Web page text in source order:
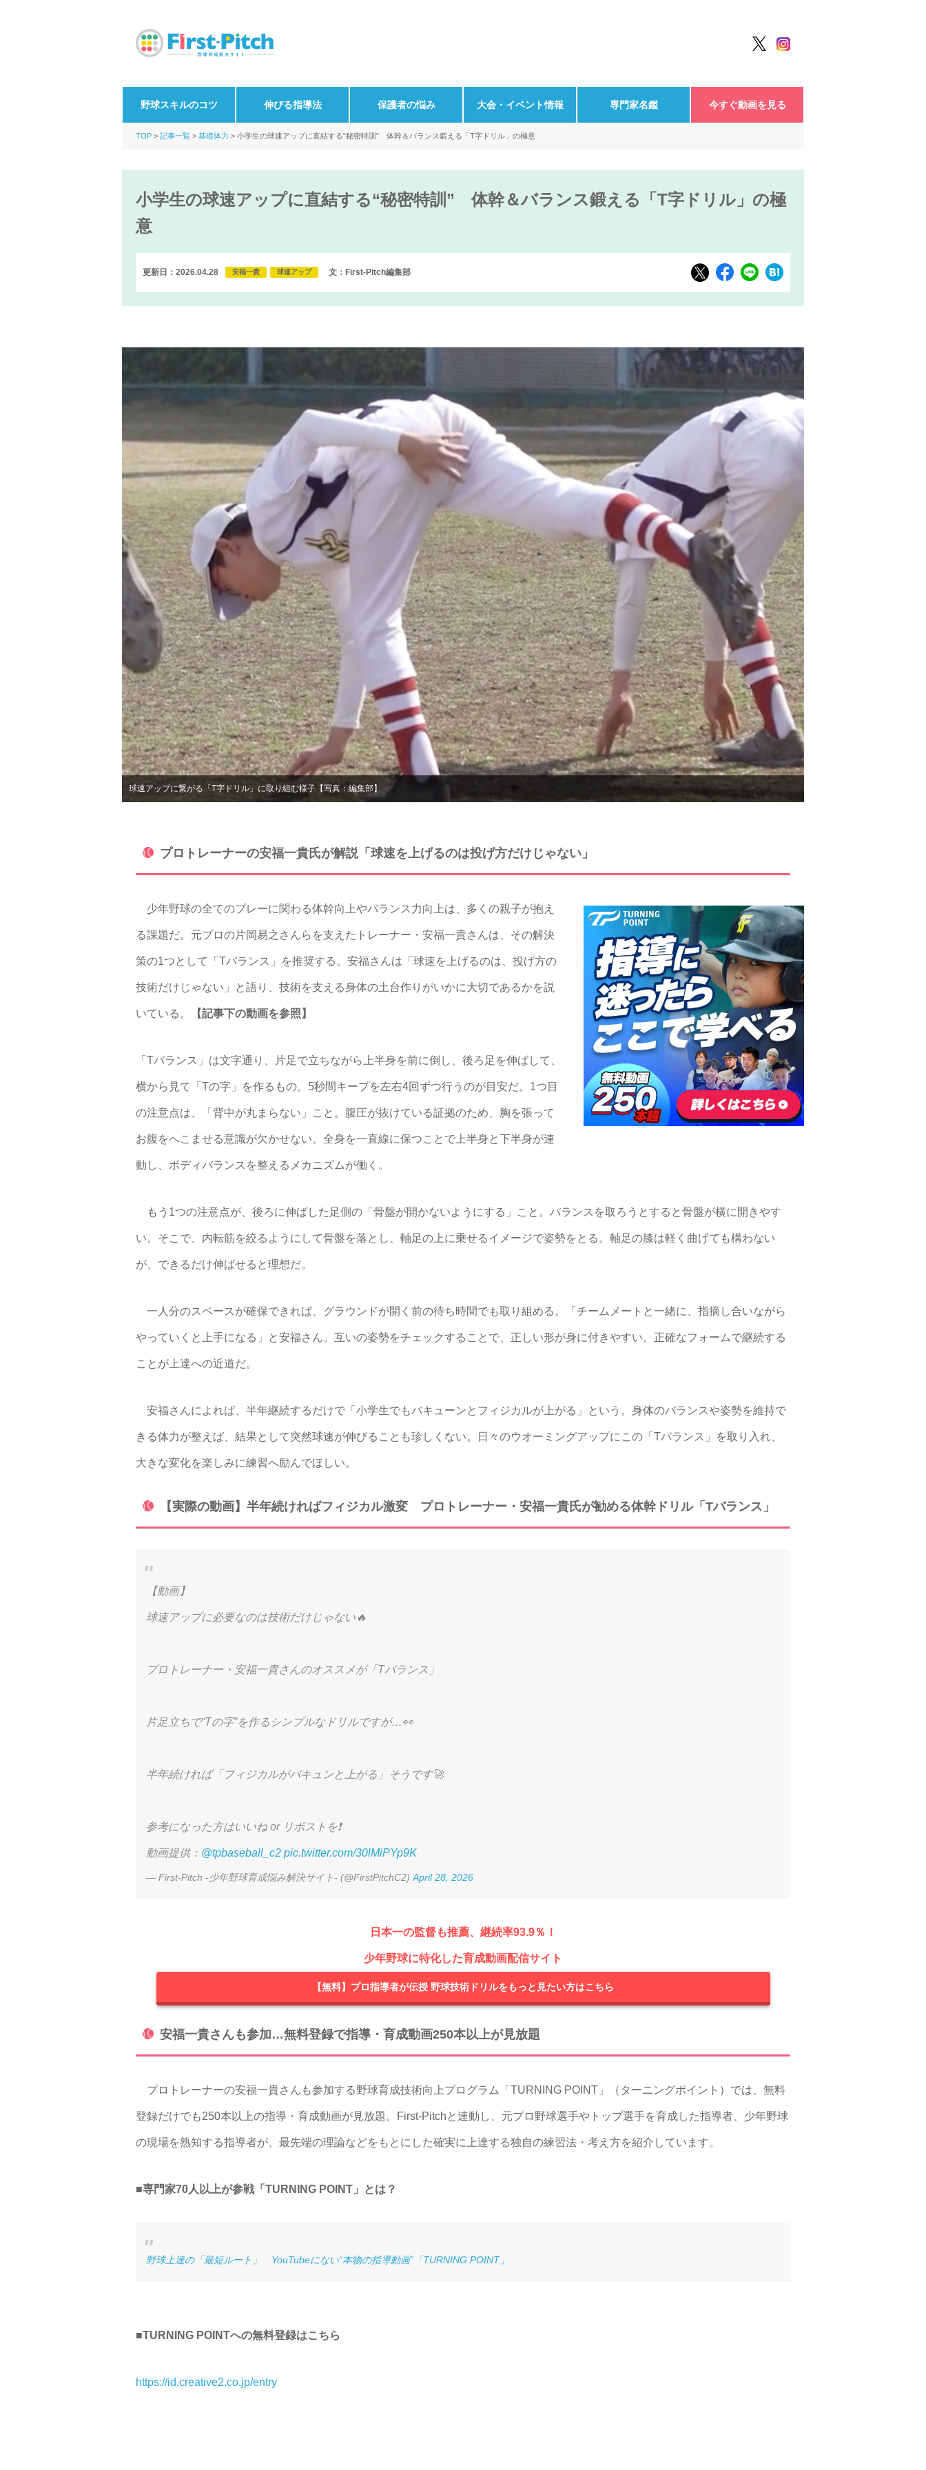
野球スキルのコツ 伸びる指導法 保護者の悩み 大会・イベント情報 専門家名鑑 今すぐ動画を見る
TOP 記事一覧 基礎体力 小学生の球速アップに直結する“秘密特訓” 体幹＆バランス鍛える「T字ドリル」の極意
小学生の球速アップに直結する“秘密特訓” 体幹＆バランス鍛える「T字ドリル」の極
意
更新日：2026.04.28 安福一貴 球速アップ 文：First-Pitch編集部
球速アップに繋がる「T字ドリル」に取り組む様子【写真：編集部】
プロトレーナーの安福一貴氏が解説「球速を上げるのは投げ方だけじゃない」
少年野球の全てのプレーに関わる体幹向上やバランス力向上は、多くの親子が抱え
る課題だ。元プロの片岡易之さんらを支えたトレーナー・安福一貴さんは、その解決
策の1つとして「Tバランス」を推奨する。安福さんは「球速を上げるのは、投げ方の
技術だけじゃない」と語り、技術を支える身体の土台作りがいかに大切であるかを説
いている。 【記事下の動画を参照】
「Tバランス」は文字通り、片足で立ちながら上半身を前に倒し、後ろ足を伸ばして、
横から見て「Tの字」を作るもの。5秒間キープを左右4回ずつ行うのが目安だ。1つ目
の注意点は、「背中が丸まらない」こと。腹圧が抜けている証拠のため、胸を張って
お腹をへこませる意識が欠かせない。全身を一直線に保つことで上半身と下半身が連
動し、ボディバランスを整えるメカニズムが働く。
もう1つの注意点が、後ろに伸ばした足側の「骨盤が開かないようにする」こと。バランスを取ろうとすると骨盤が横に開きやす
い。そこで、内転筋を絞るようにして骨盤を落とし、軸足の上に乗せるイメージで姿勢をとる。軸足の膝は軽く曲げても構わない
が、できるだけ伸ばせると理想だ。
一人分のスペースが確保できれば、グラウンドが開く前の待ち時間でも取り組める。「チームメートと一緒に、指摘し合いながら
やっていくと上手になる」と安福さん。互いの姿勢をチェックすることで、正しい形が身に付きやすい。正確なフォームで継続する
ことが上達への近道だ。
安福さんによれば、半年継続するだけで「小学生でもバキューンとフィジカルが上がる」という。身体のバランスや姿勢を維持で
きる体力が整えば、結果として突然球速が伸びることも珍しくない。日々のウオーミングアップにこの「Tバランス」を取り入れ、
大きな変化を楽しみに練習へ励んでほしい。
【実際の動画】半年続ければフィジカル激変 プロトレーナー・安福一貴氏が勧める体幹ドリル「Tバランス」
【動画】
球速アップに必要なのは技術だけじゃない🔥
プロトレーナー・安福一貴さんのオススメが「Tバランス」
片足立ちで“Tの字”を作るシンプルなドリルですが…👀
半年続ければ「フィジカルがバキュンと上がる」そうです🚀
参考になった方はいいね or リポストを❗️
動画提供： @tpbaseball_c2 pic.twitter.com/30lMiPYp9K
— First-Pitch -少年野球育成悩み解決サイト- (@FirstPitchC2) April 28, 2026
日本一の監督も推薦、継続率93.9％！
少年野球に特化した育成動画配信サイト
【無料】プロ指導者が伝授 野球技術ドリルをもっと見たい方はこちら
安福一貴さんも参加…無料登録で指導・育成動画250本以上が見放題
プロトレーナーの安福一貴さんも参加する野球育成技術向上プログラム「TURNING POINT」（ターニングポイント）では、無料
登録だけでも250本以上の指導・育成動画が見放題。First-Pitchと連動し、元プロ野球選手やトップ選手を育成した指導者、少年野球
の現場を熟知する指導者が、最先端の理論などをもとにした確実に上達する独自の練習法・考え方を紹介しています。
■専門家70人以上が参戦「TURNING POINT」とは？
野球上達の「最短ルート」 YouTubeにない“本物の指導動画”「TURNING POINT」
■TURNING POINTへの無料登録はこちら
https://id.creative2.co.jp/entry